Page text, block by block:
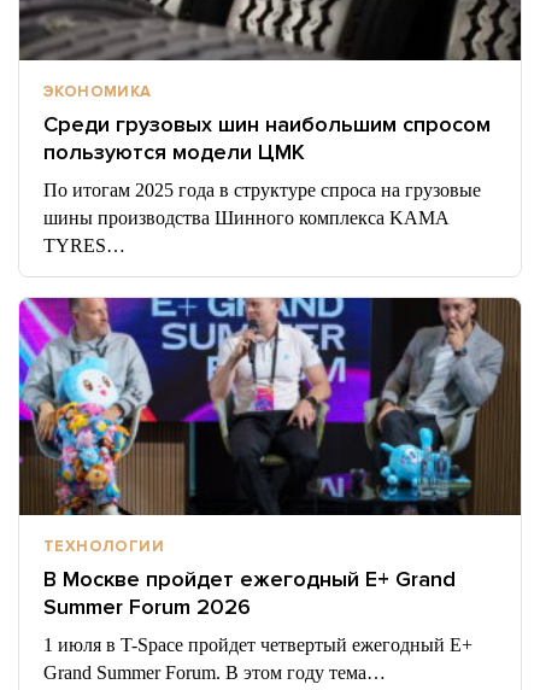
ЭКОНОМИКА
Среди грузовых шин наибольшим спросом
пользуются модели ЦМК
По итогам 2025 года в структуре спроса на грузовые
шины производства Шинного комплекса KAMA
TYRES…
ТЕХНОЛОГИИ
В Москве пройдет ежегодный E+ Grand
Summer Forum 2026
1 июля в T-Space пройдет четвертый ежегодный E+
Grand Summer Forum. В этом году тема…